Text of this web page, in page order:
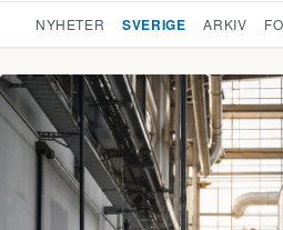
NYHETER SVERIGE ARKIV